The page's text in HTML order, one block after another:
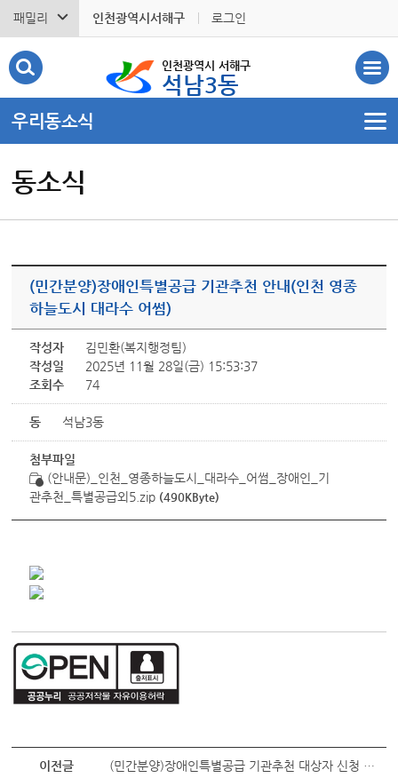
패밀리 인천광역시서해구 로그인
인천광역시 서해구
석남3동
우리동소식
동소식
(민간분양)장애인특별공급 기관추천 안내(인천 영종
하늘도시 대라수 어썸)
작성자
김민환(복지행정팀)
작성일
2025년 11월 28일(금) 15:53:37
조회수
74
동 석남3동
첨부파일
(안내문)_인천_영종하늘도시_대라수_어썸_장애인_기
관추천_특별공급외5.zip (490KByte)
이전글 (민간분양)장애인특별공급 기관추천 대상자 신청 안내(영종국제도시 신일 비아프 크레스트 1,2단지)